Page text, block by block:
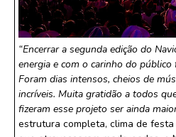
“Encerrar a segunda edição do
energia e com o carinho do
Foram dias intensos, cheios de
incríveis. Muita gratidão a todos
fizeram esse projeto ser ainda
estrutura completa, clima de